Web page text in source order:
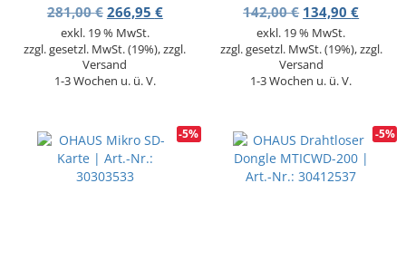
281,00€ Ursprünglicher Preis war: 281,00 €
266,95 €Aktueller Preis ist: 266,95 €.
exkl. 19 % MwSt.
zzgl. gesetzl. MwSt. (19%), zzgl.
Versand
1-3 Wochen u. ü. V.
142,00€ 134,90€
exkl. 19 % MwSt.
zzgl. gesetzl. MwSt. (19%), zzgl.
Versand
1-3 Wochen u. ü. V.
-5% -5%